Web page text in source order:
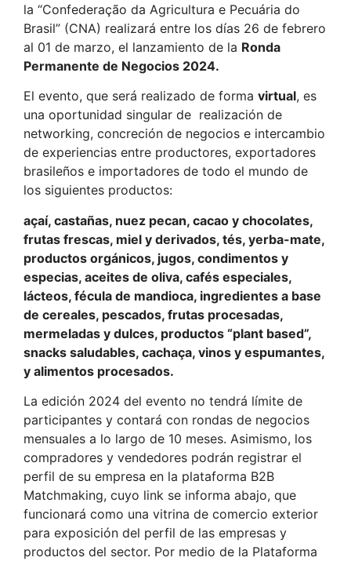
la “Confederação da Agricultura e Pecuária do
Brasil” (CNA) realizará entre los días 26 de febrero
al 01 de marzo, el lanzamiento de la Ronda
Permanente de Negocios 2024.
El evento, que será realizado de forma virtual, es
una oportunidad singular de realización de
networking, concreción de negocios e intercambio
de experiencias entre productores, exportadores
brasileños e importadores de todo el mundo de
los siguientes productos:
açaí, castañas, nuez pecan, cacao y chocolates,
frutas frescas, miel y derivados, tés, yerba-mate,
productos orgánicos, jugos, condimentos y
especias, aceites de oliva, cafés especiales,
lácteos, fécula de mandioca, ingredientes a base
de cereales, pescados, frutas procesadas,
mermeladas y dulces, productos “plant based”,
snacks saludables, cachaça, vinos y espumantes,
y alimentos procesados.
La edición 2024 del evento no tendrá límite de
participantes y contará con rondas de negocios
mensuales a lo largo de 10 meses. Asimismo, los
compradores y vendedores podrán registrar el
perfil de su empresa en la plataforma B2B
Matchmaking, cuyo link se informa abajo, que
funcionará como una vitrina de comercio exterior
para exposición del perfil de las empresas y
productos del sector. Por medio de la Plataforma